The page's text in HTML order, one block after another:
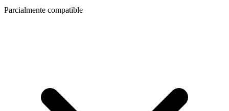
Parcialmente compatible